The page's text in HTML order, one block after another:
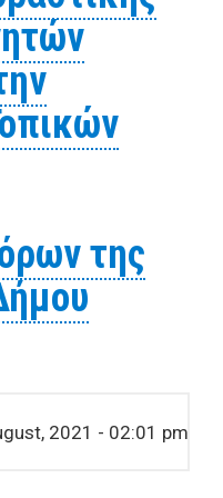
της
2021 - 02:01 pm